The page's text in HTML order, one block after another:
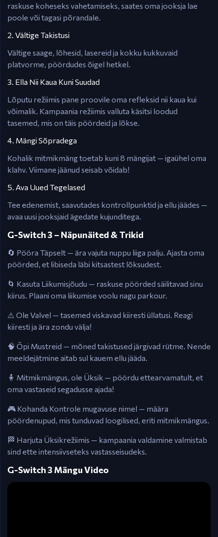
raskuse koheseks vahetamiseks, saates oma jooksja lae
poole või tagasi põrandale.
2. Vältige Takistusi
Vältige saage, lõhesid, lasereid ja kokku kukkuvaid
platvorme, pöördudes õigel hetkel.
3. Ella Nii Kaua Kuni Suudad
Lõputu režiimis pane proovile oma refleksid nii kaua kui
võimalik. Kampaania režiimis valluta käsitsi loodud
tasemed, mis on täis pöördeid ja lõkse.
4. Mängi Sõpradega
Kohalik mitmikmäng toetab kuni 8 mängijat — igaühel oma
klahv. Viimane jäänud seisab võidab!
5. Ava Uued Tegelased
Tee edenemist, saavutades kontrollpunktid ja ellu jäädes —
avaa uusi jooksjaid ägedate kujunditega.
G-Switch 3 – Näpunäited & Trikid
🔄 Pööra Täpselt — ära vajuta nuppu liiga palju. Ajasta oma
pöörded, et libiseda läbi kitsastest lõksudest.
🌀 Kasuta Liikumisjõudu — raskuse pöörded säilitavad sinu
kiirus. Plaani oma liikumise voolu nagu parkour.
⚠️ Ole Valvel — tasemed viskavad kiiresti üllatusi. Reagi
kiiresti ja ära zondu välja!
🧠 Õpi Mustreid — mõned takistused järgivad rütme. Nende
meeldejätmine aitab sul kauem ellu jääda.
🧍 Mitmikmängus, ole Üksik — pöördu ettearvamatult, et
oma vastaseid segadusse ajada!
🎮 Kohanda Kontrole mugavuse nimel — määra
pöördenupud, mis tunduvad loogilised, eriti mitmikmängus.
🏁 Harjuta Üksikrežiimis — kampaania valdamine valmistab
sind ette intensiivseteks vastasseisudeks.
G-Switch 3 Mängu Video